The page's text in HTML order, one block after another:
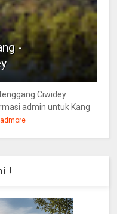
-
Ciwidey
admin untuk Kang
!